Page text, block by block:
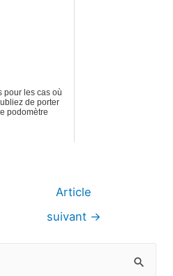
pour les cas où
de porter
podomètre
Article
suivant →